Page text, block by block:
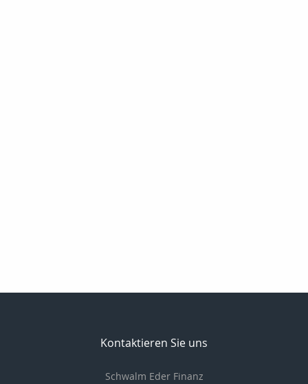
Kontaktieren Sie uns
Schwalm Eder Finanz